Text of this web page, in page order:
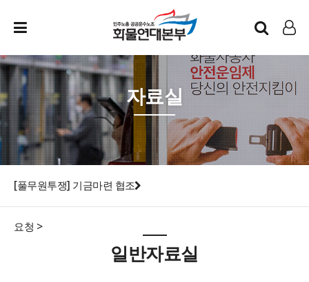
인트라넷
LOG IN
자료실
[풀무원투쟁] 기금마련 협조
요청 >
일반자료실